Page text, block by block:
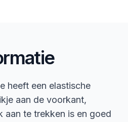
heeft een elastische
aan de voorkant,
aan te trekken is en goed